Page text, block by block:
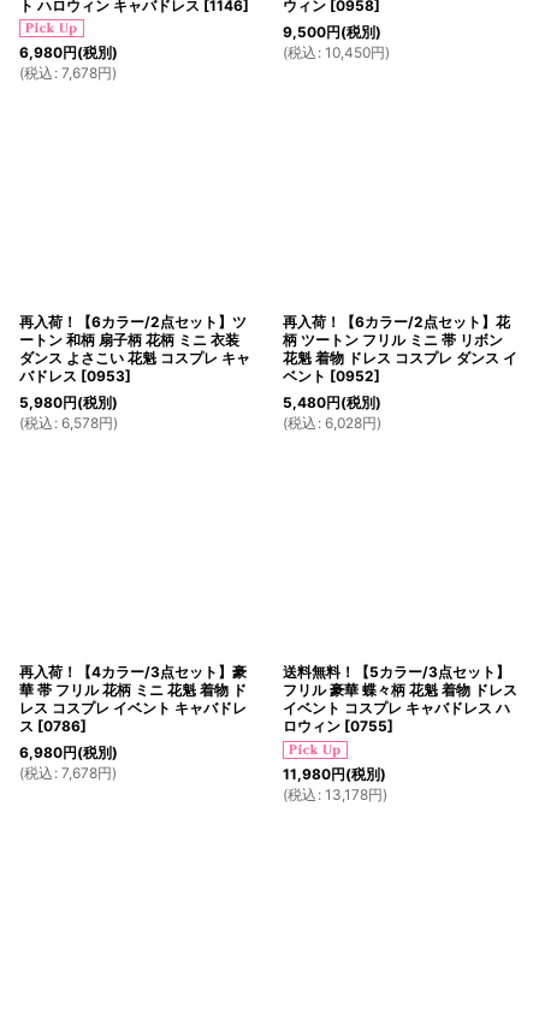
ト ハロウィン キャバドレス [1146]
6,980円(税別)
(税込 : 7,678円)
ウィン [0958]
9,500円(税別)
(税込 : 10,450円)
再入荷！【6カラー/2点セット】ツ
ートン 和柄 扇子柄 花柄 ミニ 衣装
ダンス よさこい 花魁 コスプレ キャ
バドレス [0953]
5,980円(税別)
(税込 : 6,578円)
再入荷！【6カラー/2点セット】花
柄 ツートン フリル ミニ 帯 リボン
花魁 着物 ドレス コスプレ ダンス イ
ベント [0952]
5,480円(税別)
(税込 : 6,028円)
再入荷！【4カラー/3点セット】豪
華 帯 フリル 花柄 ミニ 花魁 着物 ド
レス コスプレ イベント キャバドレ
ス [0786]
6,980円(税別)
(税込 : 7,678円)
送料無料！【5カラー/3点セット】
フリル 豪華 蝶々柄 花魁 着物 ドレス
イベント コスプレ キャバドレス ハ
ロウィン [0755]
11,980円(税別)
(税込 : 13,178円)